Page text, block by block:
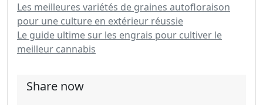
Les meilleures variétés de graines autofloraison
pour une culture en extérieur réussie
Le guide ultime sur les engrais pour cultiver le
meilleur cannabis
Share now